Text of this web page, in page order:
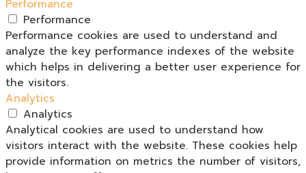
Performance
Performance
Performance cookies are used to understand and
analyze the key performance indexes of the website
which helps in delivering a better user experience for
the visitors.
Analytics
Analytics
Analytical cookies are used to understand how
visitors interact with the website. These cookies help
provide information on metrics the number of visitors,